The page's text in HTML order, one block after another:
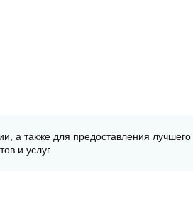
а также для предоставления лучшего
и услуг